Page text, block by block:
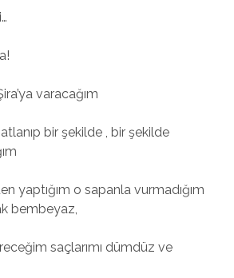
varacağım
bir şekilde , bir şekilde
yaptığım o sapanla vurmadığım
bembeyaz,
saçlarımı dümdüz ve